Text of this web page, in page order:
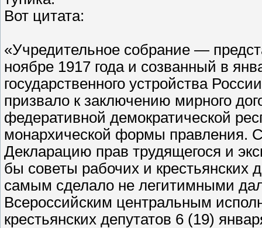
Вот цитата:
«Учредительное собрание —
ноябре 1917 года и созванный в
государственного устройства
призвало к заключению мирного
федеративной демократической
монархической формы правления.
Декларацию прав трудящегося и
бы советы рабочих и крестьянских
самым сделало не легитимными
Всероссийским центральным
крестьянских депутатов 6 (19)